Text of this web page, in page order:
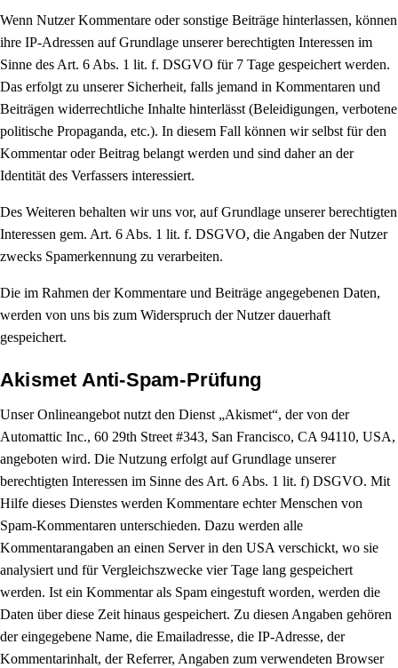
Wenn Nutzer Kommentare oder sonstige Beiträge hinterlassen, können
ihre IP-Adressen auf Grundlage unserer berechtigten Interessen im
Sinne des Art. 6 Abs. 1 lit. f. DSGVO für 7 Tage gespeichert werden.
Das erfolgt zu unserer Sicherheit, falls jemand in Kommentaren und
Beiträgen widerrechtliche Inhalte hinterlässt (Beleidigungen, verbotene
politische Propaganda, etc.). In diesem Fall können wir selbst für den
Kommentar oder Beitrag belangt werden und sind daher an der
Identität des Verfassers interessiert.
Des Weiteren behalten wir uns vor, auf Grundlage unserer berechtigten
Interessen gem. Art. 6 Abs. 1 lit. f. DSGVO, die Angaben der Nutzer
zwecks Spamerkennung zu verarbeiten.
Die im Rahmen der Kommentare und Beiträge angegebenen Daten,
werden von uns bis zum Widerspruch der Nutzer dauerhaft
gespeichert.
Akismet Anti-Spam-Prüfung
Unser Onlineangebot nutzt den Dienst „Akismet“, der von der
Automattic Inc., 60 29th Street #343, San Francisco, CA 94110, USA,
angeboten wird. Die Nutzung erfolgt auf Grundlage unserer
berechtigten Interessen im Sinne des Art. 6 Abs. 1 lit. f) DSGVO. Mit
Hilfe dieses Dienstes werden Kommentare echter Menschen von
Spam-Kommentaren unterschieden. Dazu werden alle
Kommentarangaben an einen Server in den USA verschickt, wo sie
analysiert und für Vergleichszwecke vier Tage lang gespeichert
werden. Ist ein Kommentar als Spam eingestuft worden, werden die
Daten über diese Zeit hinaus gespeichert. Zu diesen Angaben gehören
der eingegebene Name, die Emailadresse, die IP-Adresse, der
Kommentarinhalt, der Referrer, Angaben zum verwendeten Browser